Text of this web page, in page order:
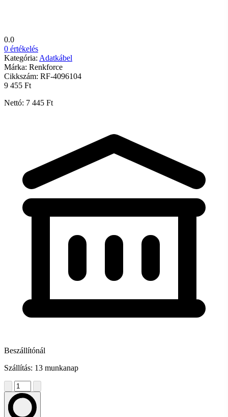
0.0
0 értékelés
Kategória: Adatkábel
Márka: Renkforce
Cikkszám: RF-4096104
9 455 Ft
Nettó: 7 445 Ft
Beszállítónál
Szállítás: 13 munkanap